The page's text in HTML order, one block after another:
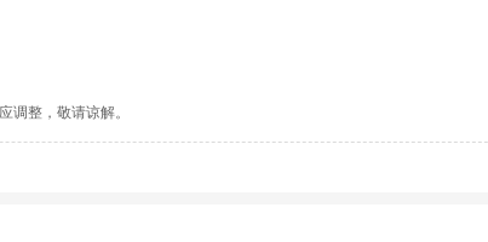
调整，敬请谅解。